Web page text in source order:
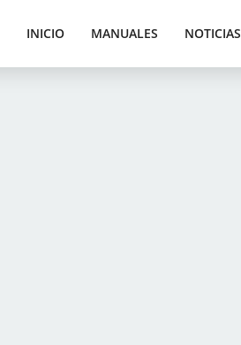
INICIO MANUALES NOTICIAS